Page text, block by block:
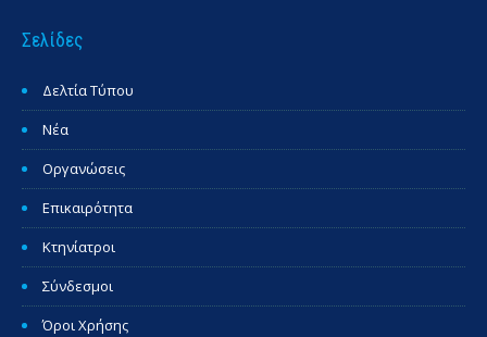
Σελίδες
Δελτία Τύπου
Νέα
Οργανώσεις
Επικαιρότητα
Κτηνίατροι
Σύνδεσμοι
Όροι Χρήσης